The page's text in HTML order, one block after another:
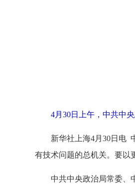
4月30日上午，中共中
新华社上海4月30日电
有技术问题的总机关。要以
中共中央政治局常委、